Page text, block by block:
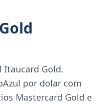
Itaucard Gold.
por dolar com
Mastercard Gold e